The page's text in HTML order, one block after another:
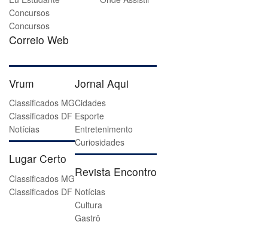
Concursos
Concursos
Correio Web
Vrum
Classificados MG
Classificados DF
Notícias
Lugar Certo
Classificados MG
Classificados DF
Jornal Aqui
Cidades
Esporte
Entretenimento
Curiosidades
Revista Encontro
Notícias
Cultura
Gastrô